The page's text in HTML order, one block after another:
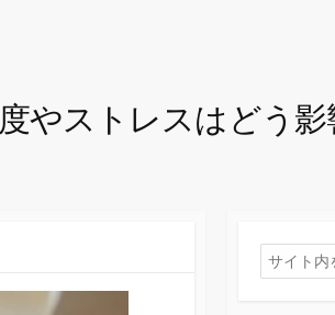
やストレスはどう影
検
索